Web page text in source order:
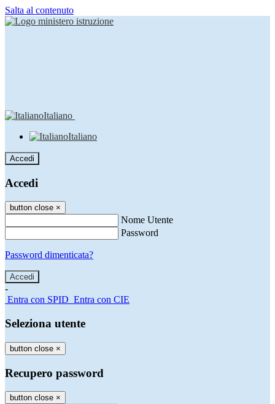
Salta al contenuto
Italiano
Italiano
Accedi
Accedi
button close ×
Nome Utente
Password
Password dimenticata?
-
Entra con SPID Entra con CIE
Seleziona utente
button close ×
Recupero password
button close ×